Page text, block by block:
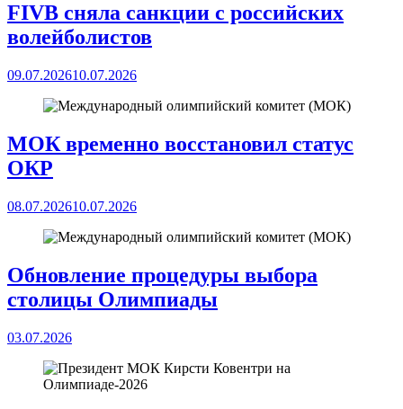
FIVB сняла санкции с российских
волейболистов
09.07.202610.07.2026
МОК временно восстановил статус
ОКР
08.07.202610.07.2026
Обновление процедуры выбора
столицы Олимпиады
03.07.2026